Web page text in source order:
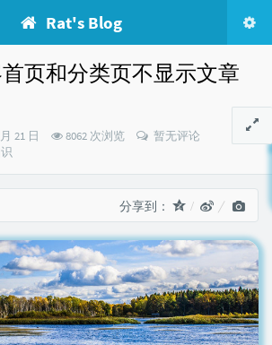
Rat's Blog
页和分类页不显示文章
21 日 8062 次浏览
暂无评论
分享到：